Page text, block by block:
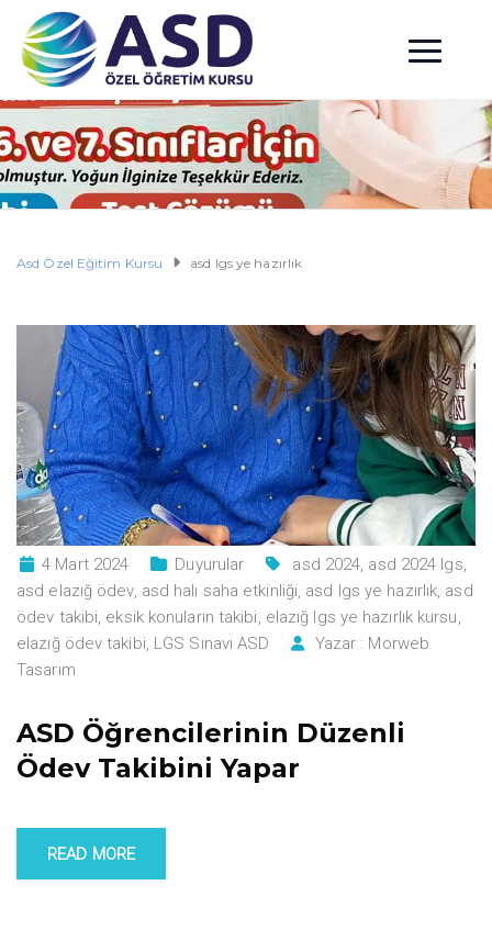
Asd Özel Eğitim Kursu asd lgs ye hazırlık
4 Mart 2024 Duyurular asd 2024, asd 2024 lgs,
asd elazığ ödev, asd halı saha etkinliği, asd lgs ye hazırlık, asd
ödev takibi, eksik konuların takibi, elazığ lgs ye hazırlık kursu,
elazığ ödev takibi, LGS Sınavı ASD Yazar : Morweb
Tasarım
ASD Öğrencilerinin Düzenli
Ödev Takibini Yapar
READ MORE